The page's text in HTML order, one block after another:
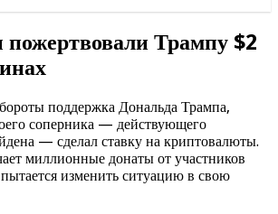
Трампу $2
поддержка Дональда Трампа,
соперника — действующего
— сделал ставку на криптовалюты.
миллионные донаты от участников
изменить ситуацию в свою